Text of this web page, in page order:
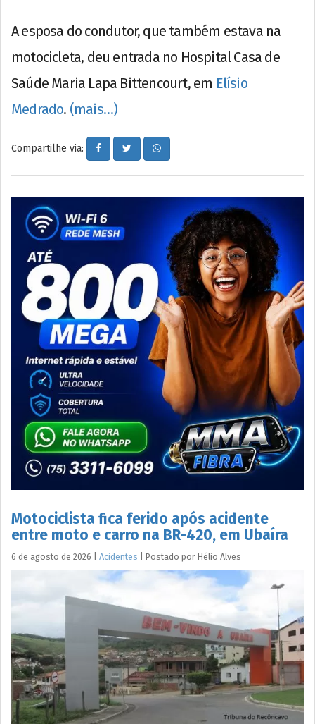
A esposa do condutor, que também estava na
motocicleta, deu entrada no Hospital Casa de
Saúde Maria Lapa Bittencourt, em Elísio
Medrado. (mais…)
Compartilhe via:
Motociclista fica ferido após acidente
entre moto e carro na BR-420, em Ubaíra
6 de agosto de 2026 Acidentes Postado por Hélio Alves